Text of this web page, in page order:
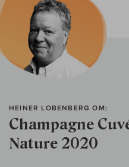
HEINER LOBENBERG OM:
Champagne
Nature 2020